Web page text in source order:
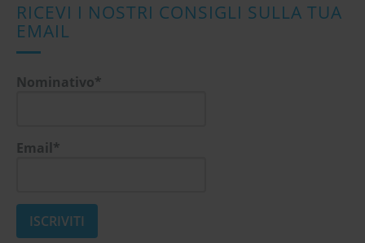
RICEVI I NOSTRI CONSIGLI SULLA TUA
EMAIL
Nominativo*
Email*